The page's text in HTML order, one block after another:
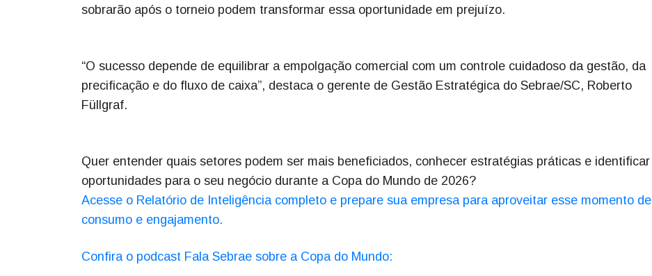
sobrarão após o torneio podem transformar essa oportunidade em prejuízo.
“O sucesso depende de equilibrar a empolgação comercial com um controle cuidadoso da gestão, da
precificação e do fluxo de caixa”, destaca o gerente de Gestão Estratégica do Sebrae/SC, Roberto
Füllgraf.
Quer entender quais setores podem ser mais beneficiados, conhecer estratégias práticas e identificar
oportunidades para o seu negócio durante a Copa do Mundo de 2026?
Acesse o Relatório de Inteligência completo e prepare sua empresa para aproveitar esse momento de
consumo e engajamento.
Confira o podcast Fala Sebrae sobre a Copa do Mundo: